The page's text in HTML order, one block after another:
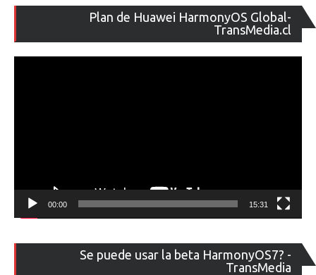
Plan de Huawei HarmonyOS Global-
TransMedia.cl
de
00:00 15:31
Se puede usar la beta HarmonyOS7? -
TransMedia
de